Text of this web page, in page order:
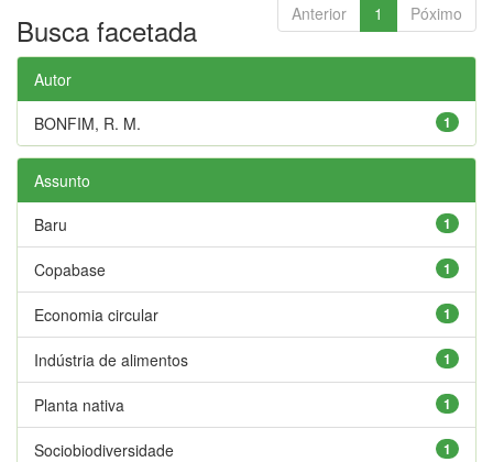
Anterior 1 Póximo
Busca facetada
Autor
1
BONFIM, R. M.
Assunto
1
Baru
1
Copabase
1
Economia circular
1
Indústria de alimentos
1
Planta nativa
1
Sociobiodiversidade